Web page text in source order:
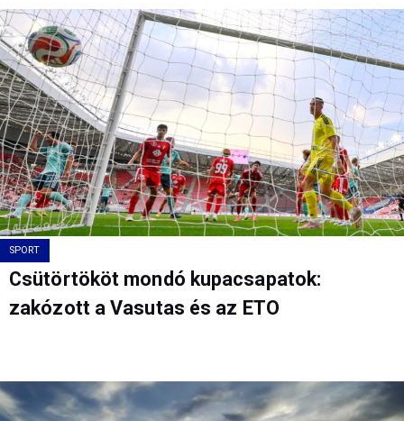
SPORT
Csütörtököt mondó kupacsapatok:
zakózott a Vasutas és az ETO